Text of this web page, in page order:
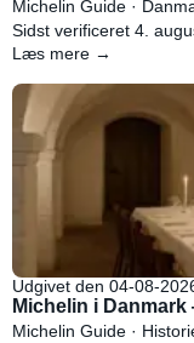
Michelin Guide ·
Sidst verificeret 4.
Læs mere →
Udgivet den 04-08-
Michelin i
Michelin Guide ·